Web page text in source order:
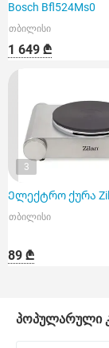
Bosch Bfl524Ms0
თბილისი
1 649 ₾
3
Ელექტრო ქურა
თბილისი
89 ₾
პოპულარული